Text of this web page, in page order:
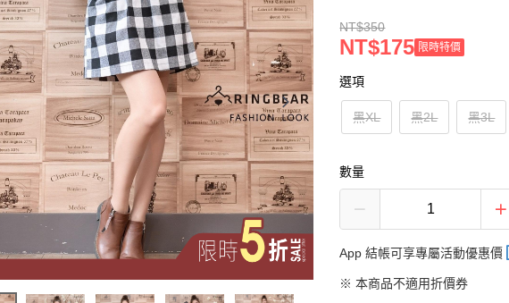
NT$350
NT$175 限時特價
選項
黑XL 黑2L 黑3L
數量
App 結帳可享專屬活動優惠價
※ 本商品不適用折價券